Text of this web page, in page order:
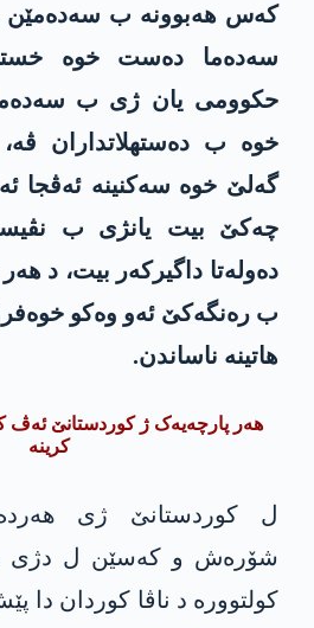
کەس هەبوونە ب
سەدەما دەست خوە
حکوومی یان ژی ب سەدەما
خوە ب دەستهلاتداران
گەلێ خوە سەکنینە ئەڤجا
چەکێ بیت یانژی ب
دەولەتا داگیرکەر بیت، د
ب رەنگەکێ ئەو وەکو
هاتینە ناساندن.
هەر پارچەیەک ژ کوردستانێ
کرینە
ل کوردستانێ ژی
شۆرەش و کەسێن ل دژی
کولتوورە د ناڤا کوردان دا